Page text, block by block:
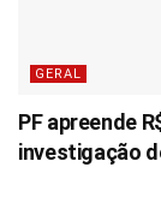
GERAL
PF apreende
investigação